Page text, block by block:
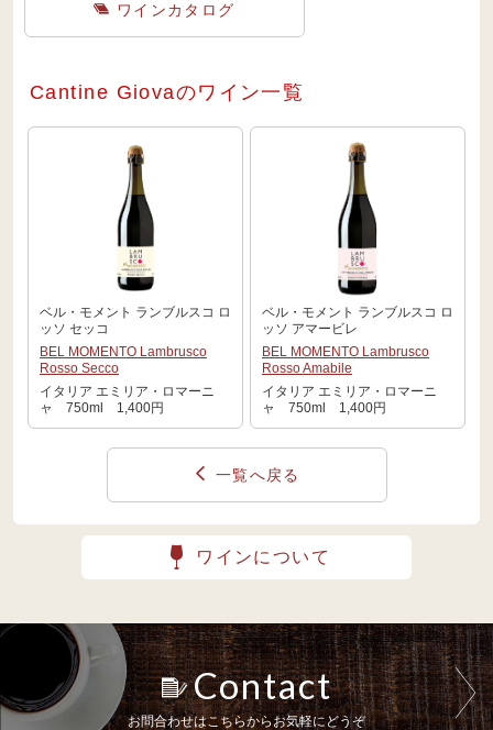
ワインカタログ
Cantine Giovaのワイン一覧
ベル・モメント ランブルスコ ロ
ッソ セッコ
BEL MOMENTO Lambrusco
Rosso Secco
イタリア エミリア・ロマーニ
ャ 750ml 1,400円
ベル・モメント ランブルスコ ロ
ッソ アマービレ
BEL MOMENTO Lambrusco
Rosso Amabile
イタリア エミリア・ロマーニ
ャ 750ml 1,400円
一覧へ戻る
ワインについて
Contact
お問合わせはこちらからお気軽にどうぞ